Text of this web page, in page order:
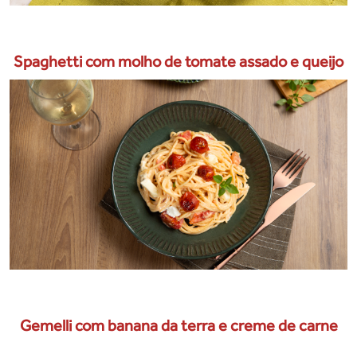
Spaghetti com molho de tomate assado e queijo
Gemelli com banana da terra e creme de carne